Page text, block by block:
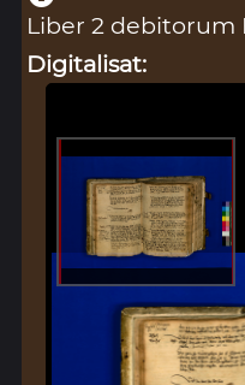
Liber 2 debitorum
Digitalisat: